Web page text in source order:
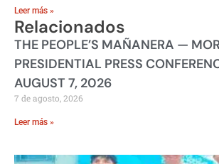
Leer más »
Relacionados
THE PEOPLE’S MAÑANERA —
PRESIDENTIAL PRESS
AUGUST 7, 2026
7 de agosto, 2026
Leer más »